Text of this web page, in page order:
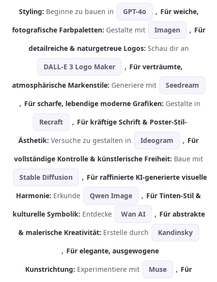
Styling: Beginne zu bauen in GPT-4o , Für weiche,
fotografische Farbpaletten: Gestalte mit Imagen , Für
detailreiche & naturgetreue Logos: Schau dir an
DALL-E 3 Logo Maker
, Für verträumte,
atmosphärische Markenstile: Generiere mit
Seedream
, Für scharfe, lebendige moderne Grafiken: Gestalte in
Recraft
, Für kräftige Schrift & Poster-Stil-
Ästhetik: Versuche zu gestalten in Ideogram , Für
vollständige Kontrolle & künstlerische Freiheit: Baue mit
Stable Diffusion
, Für raffinierte KI-generierte visuelle
Harmonie: Erkunde Qwen Image , Für Tinten-Stil &
kulturelle Symbolik: Entdecke Wan AI , Für abstrakte
& malerische Kreativität: Erstelle durch
Kandinsky
, Für elegante, ausgewogene
Kunstrichtung: Experimentiere mit Muse , Für